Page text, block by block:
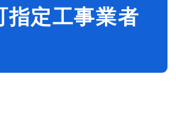
指定工事業者